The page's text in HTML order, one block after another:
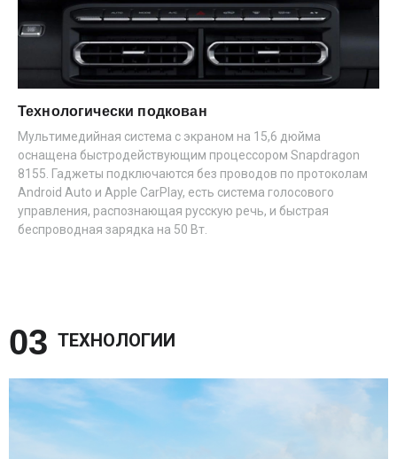
Технологически подкован
Мультимедийная система с экраном на 15,6 дюйма
оснащена быстродействующим процессором Snapdragon
8155. Гаджеты подключаются без проводов по протоколам
Android Auto и Apple CarPlay, есть система голосового
управления, распознающая русскую речь, и быстрая
беспроводная зарядка на 50 Вт.
03 ТЕХНОЛОГИИ